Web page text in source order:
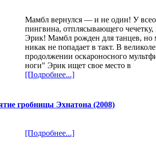
Мамбл вернулся — и не один! У
пингвина, отплясывающего чечетку,
Эрик! Мамбл рожден для танцев,
никак не попадает в такт. В
продолжении оскароносного
ноги" Эрик ищет свое место в
[Подробнее...]
гробницы Эхнатона (2008)
[Подробнее...]